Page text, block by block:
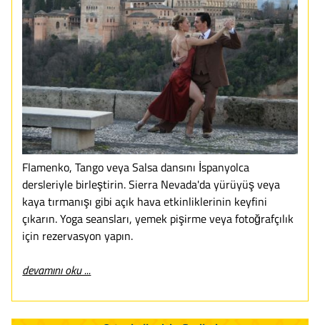
Flamenko, Tango veya Salsa dansını İspanyolca
dersleriyle birleştirin. Sierra Nevada'da yürüyüş veya
kaya tırmanışı gibi açık hava etkinliklerinin keyfini
çıkarın. Yoga seansları, yemek pişirme veya fotoğrafçılık
için rezervasyon yapın.
devamını oku ...